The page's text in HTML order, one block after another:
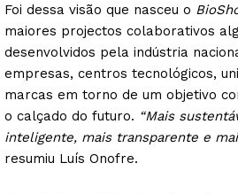
Foi dessa visão que nasceu o
maiores projectos colaborativos
desenvolvidos pela indústria
empresas, centros tecnológicos,
marcas em torno de um objetivo
o calçado do futuro. “Mais
inteligente, mais transparente e
resumiu Luís Onofre.